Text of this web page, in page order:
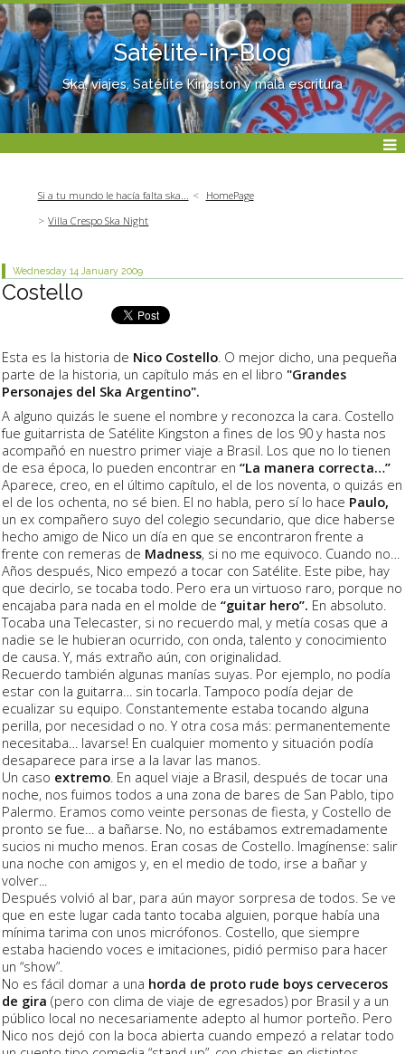
Satélite-in-Blog
Ska, viajes, Satélite Kingston y mala escritura
Si a tu mundo le hacía falta ska...
HomePage
Villa Crespo Ska Night
Wednesday 14 January 2009
Costello
Esta es la historia de Nico Costello . O mejor dicho, una pequeña
parte de la historia, un capítulo más en el libro "Grandes
Personajes del Ska Argentino".
A alguno quizás le suene el nombre y reconozca la cara. Costello
fue guitarrista de Satélite Kingston a fines de los 90 y hasta nos
acompañó en nuestro primer viaje a Brasil. Los que no lo tienen
de esa época, lo pueden encontrar en “La manera correcta…”
Aparece, creo, en el último capítulo, el de los noventa, o quizás en
el de los ochenta, no sé bien. El no habla, pero sí lo hace Paulo,
un ex compañero suyo del colegio secundario, que dice haberse
hecho amigo de Nico un día en que se encontraron frente a
frente con remeras de Madness, si no me equivoco. Cuando no…
Años después, Nico empezó a tocar con Satélite. Este pibe, hay
que decirlo, se tocaba todo. Pero era un virtuoso raro, porque no
encajaba para nada en el molde de “guitar hero”. En absoluto.
Tocaba una Telecaster, si no recuerdo mal, y metía cosas que a
nadie se le hubieran ocurrido, con onda, talento y conocimiento
de causa. Y, más extraño aún, con originalidad.
Recuerdo también algunas manías suyas. Por ejemplo, no podía
estar con la guitarra… sin tocarla. Tampoco podía dejar de
ecualizar su equipo. Constantemente estaba tocando alguna
perilla, por necesidad o no. Y otra cosa más: permanentemente
necesitaba… lavarse! En cualquier momento y situación podía
desaparece para irse a la lavar las manos.
Un caso extremo . En aquel viaje a Brasil, después de tocar una
noche, nos fuimos todos a una zona de bares de San Pablo, tipo
Palermo. Eramos como veinte personas de fiesta, y Costello de
pronto se fue… a bañarse. No, no estábamos extremadamente
sucios ni mucho menos. Eran cosas de Costello. Imagínense: salir
una noche con amigos y, en el medio de todo, irse a bañar y
volver...
Después volvió al bar, para aún mayor sorpresa de todos. Se ve
que en este lugar cada tanto tocaba alguien, porque había una
mínima tarima con unos micrófonos. Costello, que siempre
estaba haciendo voces e imitaciones, pidió permiso para hacer
un “show”.
No es fácil domar a una horda de proto rude boys cerveceros
de gira (pero con clima de viaje de egresados) por Brasil y a un
público local no necesariamente adepto al humor porteño. Pero
Nico nos dejó con la boca abierta cuando empezó a relatar todo